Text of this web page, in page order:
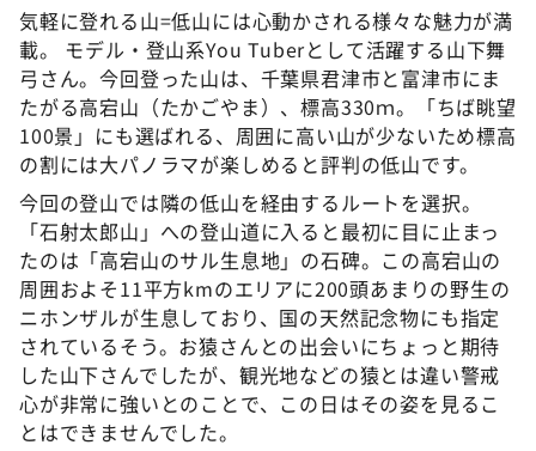
て真剣です
探偵！ナイトスクープ
news おかえり
河合＆A.B.C-Z塚田×福井アナ「なんでやねん！？」
（news おかえり）
DAIGOも台所 ～きょうの献立 何にする？～
本日はダイアンなり！シーズン２
朝だ！生です旅サラダ
教えて！ニュースライブ 正義のミカタ
ＬＩＦＥ～夢のカタチ～
新婚さんいらっしゃい！
ポツンと一軒家
気軽に登れる山=低山には心動かされる様々な魅力が満
載。 モデル・登山系You Tuberとして活躍する山下舞
弓さん。今回登った山は、千葉県君津市と富津市にま
たがる高宕山（たかごやま）、標高330ｍ。「ちば眺望
100景」にも選ばれる、周囲に高い山が少ないため標高
の割には大パノラマが楽しめると評判の低山です。
今回の登山では隣の低山を経由するルートを選択。
「石射太郎山」への登山道に入ると最初に目に止まっ
たのは「高宕山のサル生息地」の石碑。この高宕山の
周囲およそ11平方kmのエリアに200頭あまりの野生の
ニホンザルが生息しており、国の天然記念物にも指定
されているそう。お猿さんとの出会いにちょっと期待
した山下さんでしたが、観光地などの猿とは違い警戒
心が非常に強いとのことで、この日はその姿を見るこ
とはできませんでした。